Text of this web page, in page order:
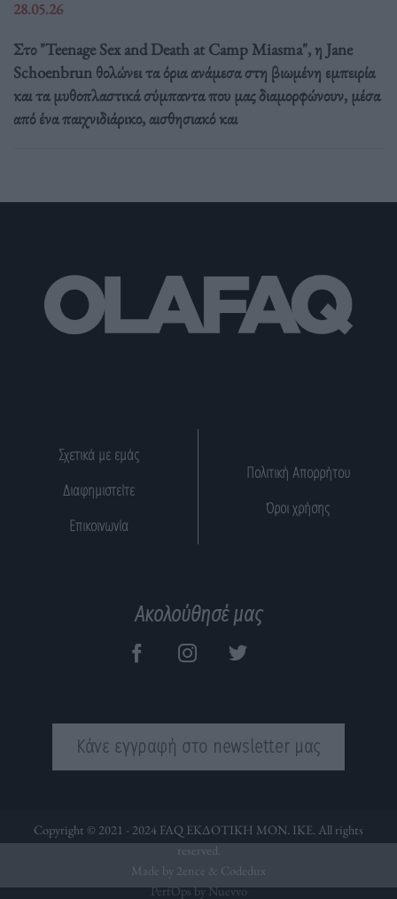
28.05.26
Στο "Teenage Sex and Death at Camp Miasma", η Jane
Schoenbrun θολώνει τα όρια ανάμεσα στη βιωμένη εμπειρία
και τα μυθοπλαστικά σύμπαντα που μας διαμορφώνουν, μέσα
από ένα παιχνιδιάρικο, αισθησιακό και
Σχετικά με εμάς
Διαφημιστείτε
Επικοινωνία
Πολιτική Απορρήτου
Όροι χρήσης
Ακολούθησέ μας
Κάνε εγγραφή στο newsletter μας
Copyright © 2021 - 2024 FAQ ΕΚΔΟΤΙΚΗ ΜΟΝ. ΙΚΕ. All rights
reserved.
Made by 2ence & Codedux
PerfOps by Nuevvo